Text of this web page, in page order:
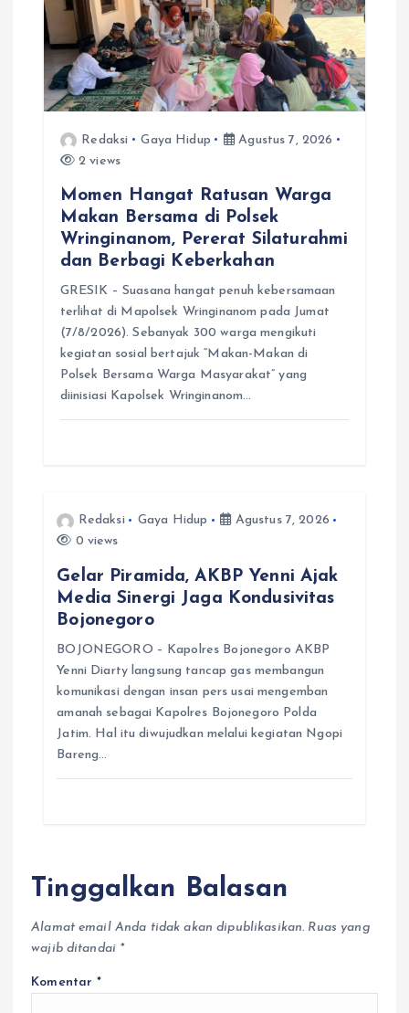
Redaksi Gaya Hidup
Agustus 7, 2026
2 views
Momen Hangat Ratusan Warga
Makan Bersama di Polsek
Wringinanom, Pererat Silaturahmi
dan Berbagi Keberkahan
GRESIK – Suasana hangat penuh kebersamaan
terlihat di Mapolsek Wringinanom pada Jumat
(7/8/2026). Sebanyak 300 warga mengikuti
kegiatan sosial bertajuk “Makan-Makan di
Polsek Bersama Warga Masyarakat” yang
diinisiasi Kapolsek Wringinanom…
Redaksi Gaya Hidup
Agustus 7, 2026
0 views
Gelar Piramida, AKBP Yenni Ajak
Media Sinergi Jaga Kondusivitas
Bojonegoro
BOJONEGORO – Kapolres Bojonegoro AKBP
Yenni Diarty langsung tancap gas membangun
komunikasi dengan insan pers usai mengemban
amanah sebagai Kapolres Bojonegoro Polda
Jatim. Hal itu diwujudkan melalui kegiatan Ngopi
Bareng…
Tinggalkan Balasan
Alamat email Anda tidak akan dipublikasikan. Ruas yang
wajib ditandai *
Komentar*